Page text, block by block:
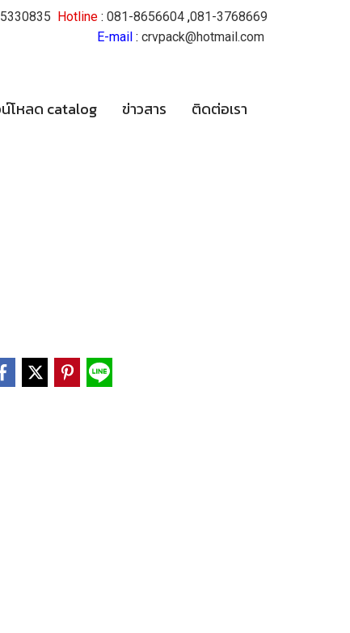
Hotline : 081-8656604 ,081-3768669
E-mail : crvpack@hotmail.com
โหลด catalog ข่าวสาร ติดต่อเรา